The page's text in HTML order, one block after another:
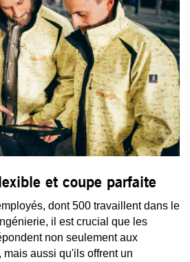
et coupe parfaite
dont 500 travaillent dans le
il est crucial que les
non seulement aux
aussi qu'ils offrent un